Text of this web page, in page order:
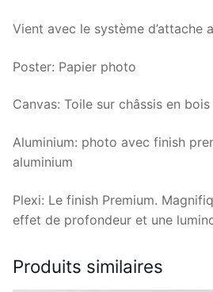
Vient avec le système d’attache
Poster: Papier photo
Canvas: Toile sur châssis en bois
Aluminium: photo avec finish
aluminium
Plexi: Le finish Premium.
effet de profondeur et une
Produits similaires